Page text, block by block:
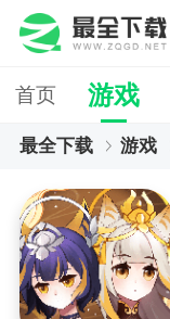
首页 游戏
最全下载 游戏